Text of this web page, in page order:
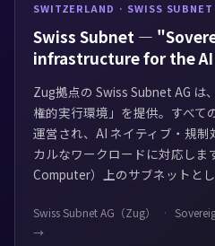
SWITZERLAND · SWISS
Swiss Subnet —
infrastructure for the
Zug拠点の Swiss Subnet AG は
権的実行環境」を提供。すべて
運営され、AI ネイティブ・規制
カルなワークロードに対応し
Computer）上のサブネットとし
Swiss Subnet AG（Zug）
→